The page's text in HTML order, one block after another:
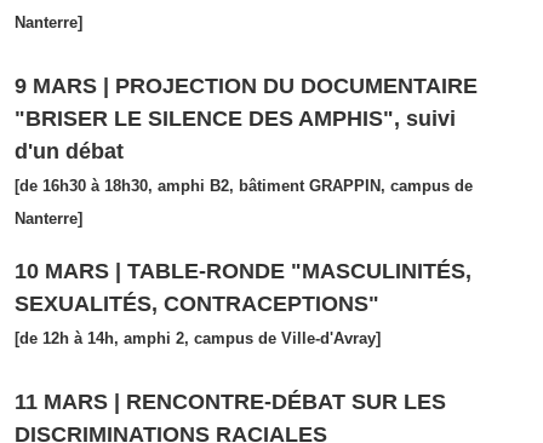
Nanterre]
9 MARS | PROJECTION DU DOCUMENTAIRE
"BRISER LE SILENCE DES AMPHIS", suivi
d'un débat
[de 16h30 à 18h30, amphi B2, bâtiment GRAPPIN, campus de
Nanterre]
10 MARS | TABLE-RONDE "MASCULINITÉS,
SEXUALITÉS, CONTRACEPTIONS"
[de 12h à 14h, amphi 2, campus de Ville-d'Avray]
11 MARS | RENCONTRE-DÉBAT SUR LES
DISCRIMINATIONS RACIALES